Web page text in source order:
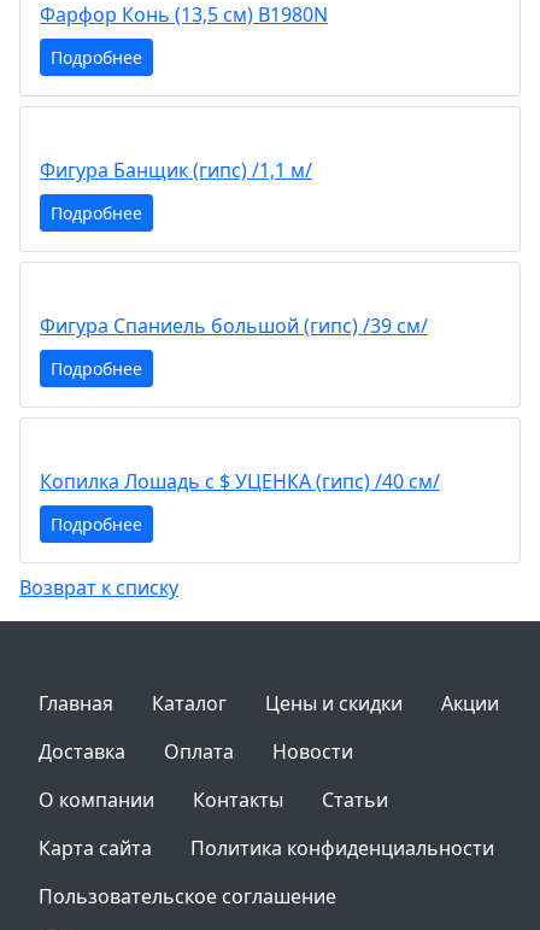
Фарфор Конь (13,5 см) B1980N
Подробнее
Фигура Банщик (гипс) /1,1 м/
Подробнее
Фигура Спаниель большой (гипс) /39 см/
Подробнее
Копилка Лошадь с $ УЦЕНКА (гипс) /40 см/
Подробнее
Возврат к списку
Главная Каталог Цены и скидки
Акции
Доставка
Оплата
Новости
О компании
Контакты
Статьи
Карта сайта
Политика конфиденциальности
Пользовательское соглашение